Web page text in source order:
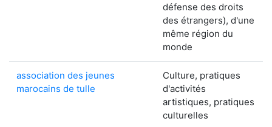
défense des droits
des étrangers), d'une
même région du
monde
association des jeunes
marocains de tulle
Culture, pratiques
d'activités
artistiques, pratiques
culturelles